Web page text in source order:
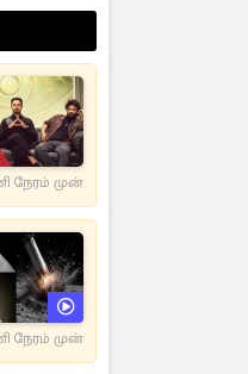
நேரம் முன்
நேரம் முன்